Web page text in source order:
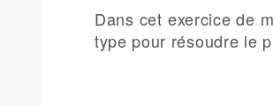
Dans cet exercice de
type pour résoudre le